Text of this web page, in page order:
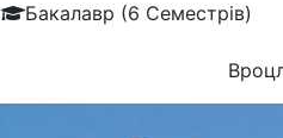
Бакалавр (6 Семестрів)